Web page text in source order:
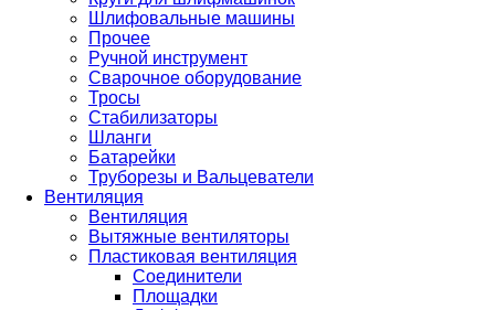
Шлифовальные машины
Прочее
Ручной инструмент
Сварочное оборудование
Тросы
Стабилизаторы
Шланги
Батарейки
Труборезы и Вальцеватели
Вентиляция
Вентиляция
Вытяжные вентиляторы
Пластиковая вентиляция
Соединители
Площадки